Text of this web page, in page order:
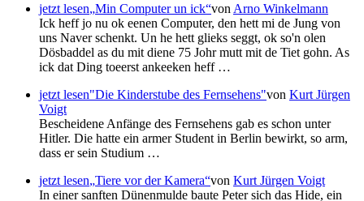
jetzt lesen Min Computer un ick von Arno Winkelmann
Ick heff jo nu ok eenen Computer, den hett mi de Jung von
uns Naver schenkt. Un he hett glieks seggt, ok so'n olen
Dösbaddel as du mit diene 75 Johr mutt mit de Tiet gohn. As
ick dat Ding toeerst ankeeken heff …
jetzt lesen"Die Kinderstube des Fernsehens"von Kurt Jürgen
Voigt
Bescheidene Anfänge des Fernsehens gab es schon unter
Hitler. Die hatte ein armer Student in Berlin bewirkt, so arm,
dass er sein Studium …
jetzt lesen Tiere vor der Kamera von Kurt Jürgen Voigt
In einer sanften Dünenmulde baute Peter sich das Hide, ein